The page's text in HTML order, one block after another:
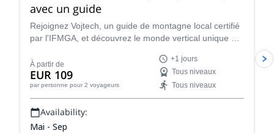
avec un guide
Rejoignez Vojtech, un guide de montagne local certifié
par l'IFMGA, et découvrez le monde vertical unique de
Bohème.
À partir de
EUR 109
par personne pour 2 voyageurs
+1 jours
Tous niveaux
Tous niveaux
Availability:
Mai - Sep